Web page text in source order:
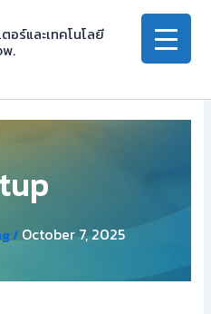
อร์และเทคโนโลยี
พ.
/ October 7, 2025